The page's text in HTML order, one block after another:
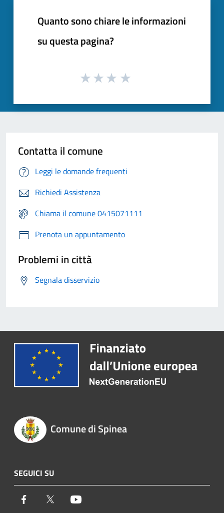
Quanto sono chiare le informazioni
su questa pagina?
Contatta il comune
Leggi le domande frequenti
Richiedi Assistenza
Chiama il comune 0415071111
Prenota un appuntamento
Problemi in città
Segnala disservizio
Comune di Spinea
SEGUICI SU
Facebook Twitter